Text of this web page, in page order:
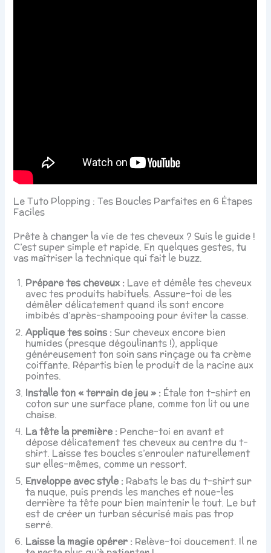
Le Tuto Plopping : Tes Boucles Parfaites en 6 Étapes
Faciles
Prête à changer la vie de tes cheveux ? Suis le guide !
C’est super simple et rapide. En quelques gestes, tu
vas maîtriser la technique qui fait le buzz.
Prépare tes cheveux : Lave et démêle tes cheveux
avec tes produits habituels. Assure-toi de les
démêler délicatement quand ils sont encore
imbibés d’après-shampooing pour éviter la casse.
Applique tes soins :Sur cheveux encore bien
humides (presque dégoulinants !), applique
généreusement ton soin sans rinçage ou ta crème
coiffante. Répartis bien le produit de la racine aux
pointes.
Installe ton « terrain de jeu » : Étale ton t-shirt en
coton sur une surface plane, comme ton lit ou une
chaise.
La tête la première : Penche-toi en avant et
dépose délicatement tes cheveux au centre du t-
shirt. Laisse tes boucles s’enrouler naturellement
sur elles-mêmes, comme un ressort.
Enveloppe avec style : Rabats le bas du t-shirt sur
ta nuque, puis prends les manches et noue-les
derrière ta tête pour bien maintenir le tout. Le but
est de créer un turban sécurisé mais pas trop
serré.
Laisse la magie opérer : Relève-toi doucement. Il ne